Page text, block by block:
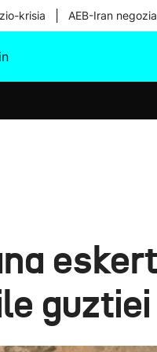
krisia AEB-Iran
guztiei